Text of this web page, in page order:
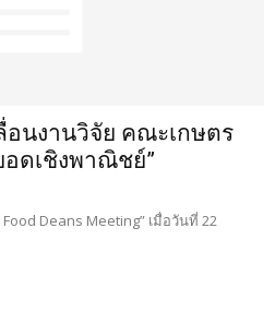
นงานวิจัย คณะเกษตร
อดเชิงพาณิชย์”
Deans Meeting” เมื่อวันที่ 22